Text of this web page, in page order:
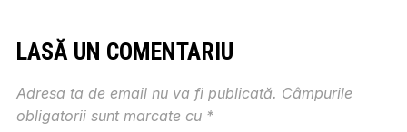
LASĂ UN COMENTARIU
Adresa ta de email nu va fi publicată. Câmpurile
obligatorii sunt marcate cu *